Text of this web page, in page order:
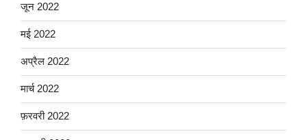
जून 2022
मई 2022
अप्रैल 2022
मार्च 2022
फ़रवरी 2022